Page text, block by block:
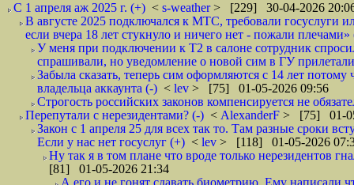
С 1 апреля аж 2025 г. (+) < s-weather> [229] 30-04-2026
В августе 2025 подключался к МТС, требовали госуслуги
если вчера 18 лет стукнуло и ничего нет - пожали плечами»
У меня при подключении к Т2 в салоне сотрудник
спрашивали, но уведомление о новой сим в ГУ
Забыла сказать, теперь сим оформляются с 14 лет
владельца аккаунта (-) < lev > [75] 01-05-2026 09:56
Строгость российских законов компенсируется не
Перепутали с нерезидентами? (-) < AlexanderF > [75] 01-
Закон с 1 апреля 25 для всех так то. Там разные сроки
Если у нас нет госуслуг (+) < lev > [118] 01-05-2026
Ну так я в том плане что вроде только нерезидентов
[81] 01-05-2026 21:34
А его и не гонят сдавать биометрию. Ему написали